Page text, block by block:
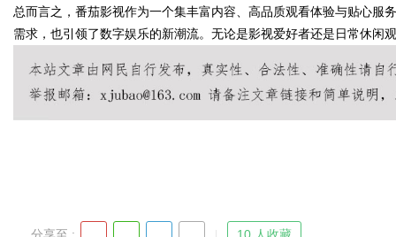
总而言之，番茄影视作为一个集丰富内容、高品质观看体验与贴心服
需求，也引领了数字娱乐的新潮流。无论是影视爱好者还是日常休闲